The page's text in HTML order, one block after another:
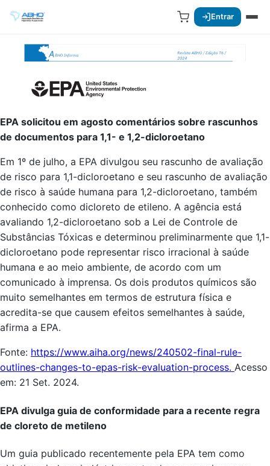
Entrar
EPA solicitou em agosto comentários sobre rascunhos
de documentos para 1,1- e 1,2-dicloroetano
Em 1º de julho, a EPA divulgou seu rascunho de avaliação
de risco para 1,1-dicloroetano e seu rascunho de avaliação
de risco à saúde humana para 1,2-dicloroetano, também
conhecido como dicloreto de etileno. A agência está
avaliando 1,2-dicloroetano sob a Lei de Controle de
Substâncias Tóxicas e determinou preliminarmente que 1,1-
dicloroetano pode representar risco irracional à saúde
humana e ao meio ambiente, de acordo com um
comunicado à imprensa. Os dois produtos químicos são
muito semelhantes em termos de estrutura física e
acredita-se que causem efeitos semelhantes à saúde,
afirma a EPA.
Fonte: https://www.aiha.org/news/240502-final-rule-
outlines-changes-to-epas-risk-evaluation-process. Acesso
em: 21 Set. 2024.
EPA divulga guia de conformidade para a recente regra
de cloreto de metileno
Um guia publicado recentemente pela EPA tem como